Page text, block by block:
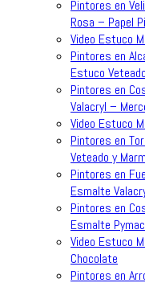
Pintores en
Rosa – Papel
Video Estuco
Pintores en
Estuco
Pintores en
Valacryl –
Video Estuco
Pintores en
Veteado y
Pintores en
Esmalte
Pintores en
Esmalte
Video Estuco
Chocolate
Pintores en